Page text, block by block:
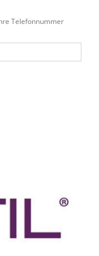
Telefonnummer